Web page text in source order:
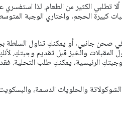
تطلبي الكثير من الطعام. لذا استفسري
كبيرة الحجم، واختاري الوجبة
صحن جانبي، أو يمكنكِ تناول السلطة
والخبز قبل تقديم وجبتكِ.
الرئيسية، يمكنكِ طلب التحلية. فقد
الشوكولاتة والحلويات الدسمة،